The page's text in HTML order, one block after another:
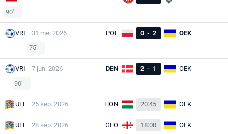
90'
VRI 31 mei 2026 POL 0 - 2
OEK
75'
VRI 7 jun. 2026 DEN 2 - 1
OEK
90'
UEF 25 sep. 2026 HON 20:45 OEK
UEF 28 sep. 2026 GEO 18:00 OEK